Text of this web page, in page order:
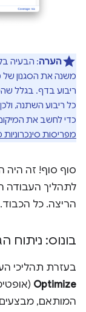
הערה: הבעיה
משנה את הסגנון של
ריבוע בדף. בגלל
כל ריבוע השתנה,
כדי לחשב את
מפריסות
סוף סוף! זה היה
לתהליך העבודה
הריצה. כל הכבוד.
בונוס: ניתוח
בעזרת תהליכי
Optimize
המותאם,